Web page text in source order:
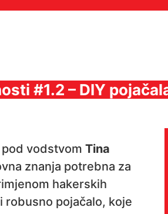
#1.2 – DIY
vodstvom Tina
znanja potrebna za
hakerskih
robusno pojačalo, koje